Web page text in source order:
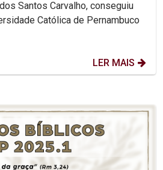
Santos Carvalho, conseguiu
Católica de Pernambuco
LER MAIS